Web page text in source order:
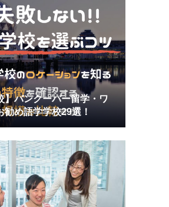
】バンクーバー留学・ワ
勧め語学学校29選！